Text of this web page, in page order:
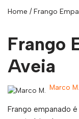
Home /Frango
Frango
Aveia
Marco M.
Frango empanado